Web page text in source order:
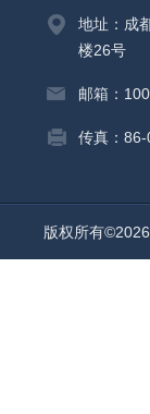
地址：成
楼26号
邮箱：
传真：
版权所有